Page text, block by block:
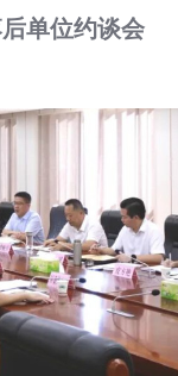
单位约谈会